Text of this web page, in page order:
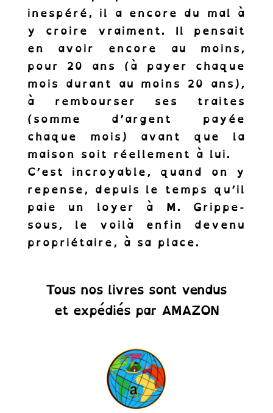
inespéré, il a encore du mal à
y croire vraiment. Il pensait
en avoir encore au moins,
pour 20 ans (à payer chaque
mois durant au moins 20 ans),
à rembourser ses traites
(somme d’argent payée
chaque mois) avant que la
maison soit réellement à lui.
C’est incroyable, quand on y
repense, depuis le temps qu’il
paie un loyer à M. Grippe-
sous, le voilà enfin devenu
propriétaire, à sa place.
Tous nos livres sont vendus
et expédiés par AMAZON
S'abonner !